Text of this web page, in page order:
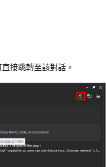
接跳轉至該對話。